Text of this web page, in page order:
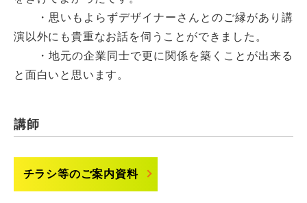
・思いもよらずデザイナーさんとのご縁があり講
演以外にも貴重なお話を伺うことができました。
・地元の企業同士で更に関係を築くことが出来る
と面白いと思います。
講師
チラシ等のご案内資料